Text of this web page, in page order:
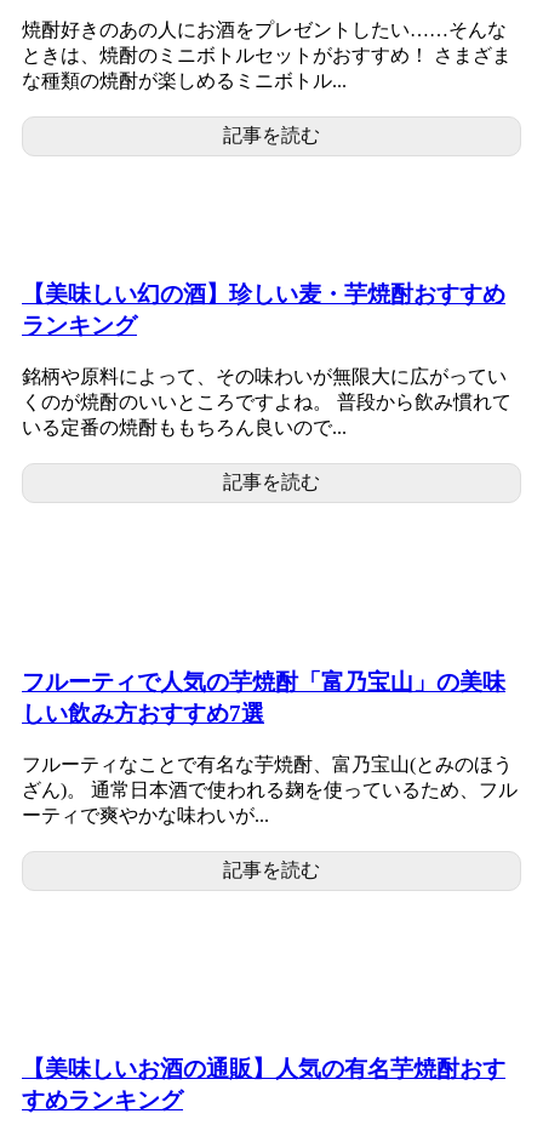
焼酎好きのあの人にお酒をプレゼントしたい……そんな
ときは、焼酎のミニボトルセットがおすすめ！ さまざま
な種類の焼酎が楽しめるミニボトル...
記事を読む
【美味しい幻の酒】珍しい麦・芋焼酎おすすめ
ランキング
銘柄や原料によって、その味わいが無限大に広がってい
くのが焼酎のいいところですよね。 普段から飲み慣れて
いる定番の焼酎ももちろん良いので...
記事を読む
フルーティで人気の芋焼酎「富乃宝山」の美味
しい飲み方おすすめ7選
フルーティなことで有名な芋焼酎、富乃宝山(とみのほう
ざん)。 通常日本酒で使われる麹を使っているため、フル
ーティで爽やかな味わいが...
記事を読む
【美味しいお酒の通販】人気の有名芋焼酎おす
すめランキング